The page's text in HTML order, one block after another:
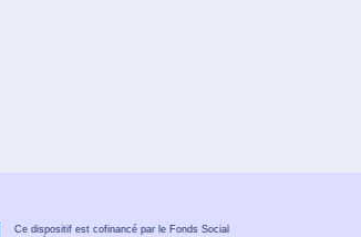
Ce dispositif est cofinancé par le Fonds Social